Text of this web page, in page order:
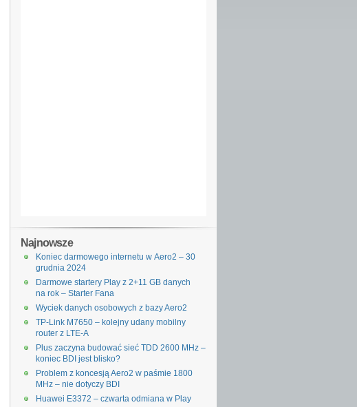
Najnowsze
Koniec darmowego internetu w Aero2 – 30
grudnia 2024
Darmowe startery Play z 2+11 GB danych
na rok – Starter Fana
Wyciek danych osobowych z bazy Aero2
TP-Link M7650 – kolejny udany mobilny
router z LTE-A
Plus zaczyna budować sieć TDD 2600 MHz –
koniec BDI jest blisko?
Problem z koncesją Aero2 w paśmie 1800
MHz – nie dotyczy BDI
Huawei E3372 – czwarta odmiana w Play